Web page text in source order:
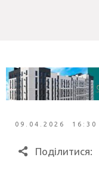
09.04.2026 16:30
Поділитися: